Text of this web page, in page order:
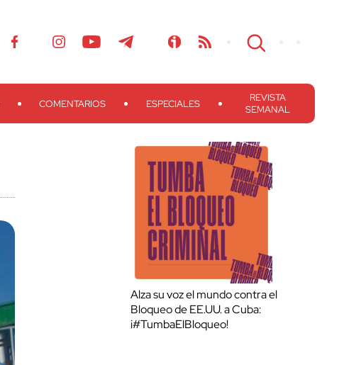
COMENTARIOS ESPECIALES
REVISTA
SEMANAL
Alza su voz el mundo contra el
Bloqueo de EE.UU. a Cuba:
¡#TumbaElBloqueo!